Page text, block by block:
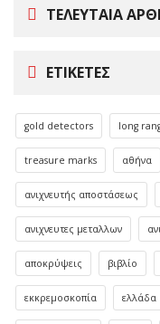
ΤΕΛΕΥΤΑΊΑ
ΕΤΙΚΈΤΕΣ
gold detectors long
treasure marks αθήνα
ανιχνευτής αποστάσεως
ανιχνευτες μεταλλων
αποκρύψεις βιβλίο
εκκρεμοσκοπία ελλάδα